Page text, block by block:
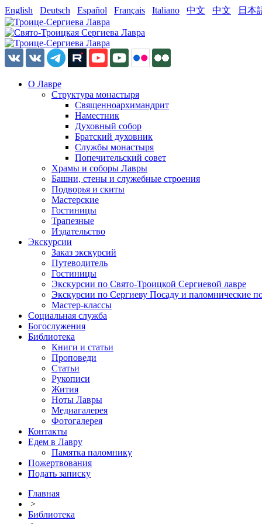
English Deutsch Español Français Italiano 中文 中文 日本
О Лавре
Структура монастыря
Священноархимандрит
Наместник
Духовный собор
Братский духовник
Службы монастыря
Попечительский совет
Храмы и соборы Лавры
Башни, стены и служебные строения
Подворья и скиты
Мастерские
Гостиницы
Трапезные
Издательство
Экскурсии
Заказ экскурсий
Путеводитель
Гостиницы
Экскурсии по Свято-Троицкой Сергиевой лавре
Экскурсии по Сергиеву Посаду и паломнические
Мастер-классы
Социальная служба
Богослужения
Библиотека
Книги и статьи
Проповеди
Статьи
Рукописи
Жития
Ноты Лавры
Медиагалерея
Фотогалерея
Контакты
Едем в Лавру
Памятка паломнику
Пожертвования
Подать записку
Главная
>
Библиотека